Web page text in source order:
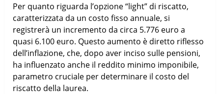
Per quanto riguarda l’opzione “light” di riscatto,
caratterizzata da un costo fisso annuale, si
registrerà un incremento da circa 5.776 euro a
quasi 6.100 euro. Questo aumento è diretto riflesso
dell’inflazione, che, dopo aver inciso sulle pensioni,
ha influenzato anche il reddito minimo imponibile,
parametro cruciale per determinare il costo del
riscatto della laurea.